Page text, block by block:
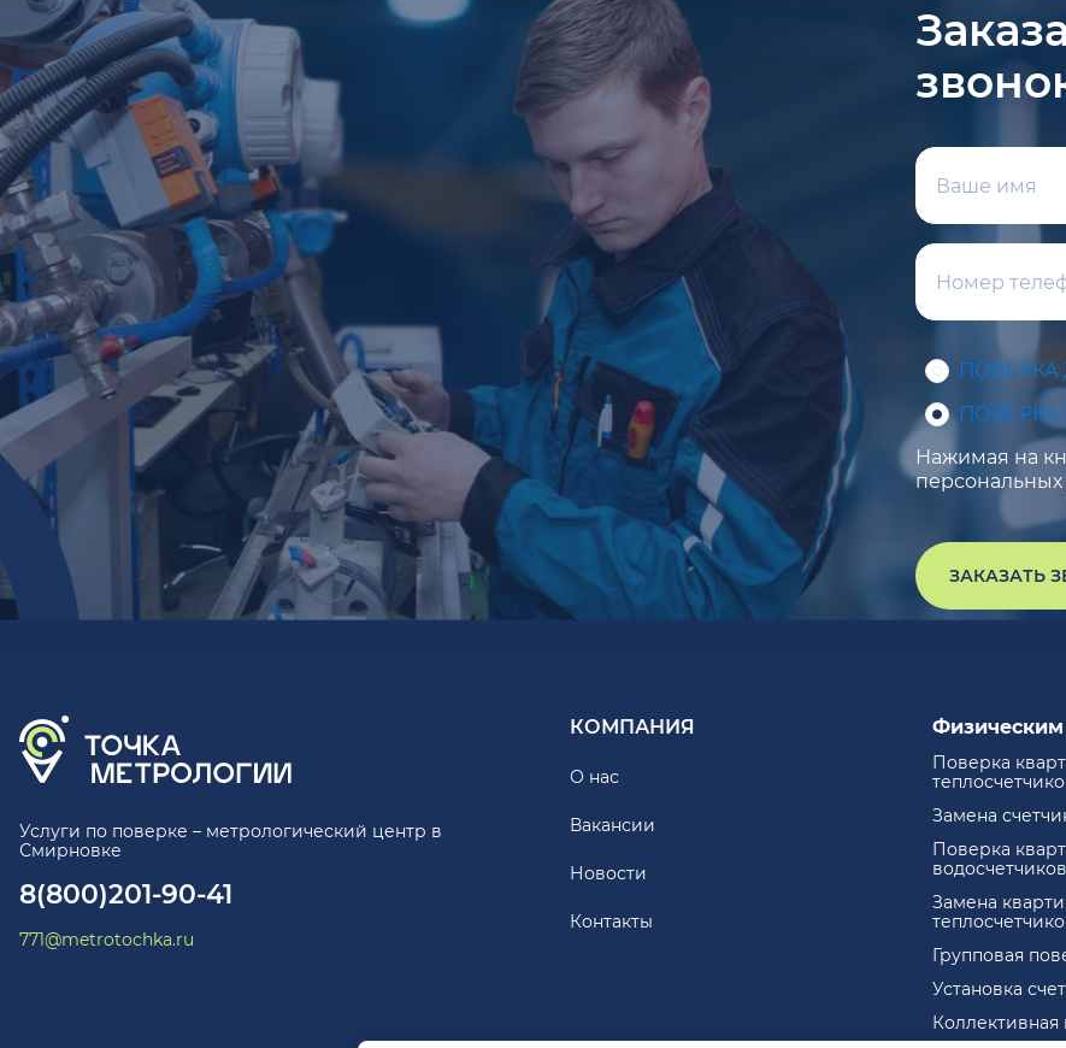
ПОВЕРКА
Нажимая на
ЗАКАЗАТЬ
Услуги по поверке – метрологический центр в
Смирновке
8(800)201-90-41
771@metrotochka.ru
КОМПАНИЯ
О нас
Вакансии
Новости
Контакты
Поверка
Замена
Поверка
водосчетчиков
Замена
Групповая
Установка
Коллективная